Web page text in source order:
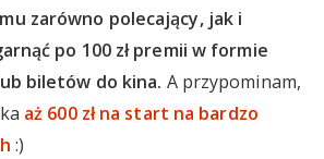
zarówno polecający, jak i
po 100 zł premii w formie
biletów do kina. A przypominam,
aż 600 zł na start na bardzo
:)